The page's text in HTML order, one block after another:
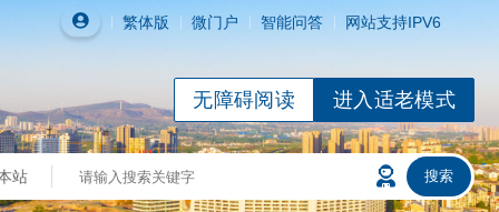
繁体版 微门户 智能问答 网站支持IPV6
进入适老模式
无障碍阅读